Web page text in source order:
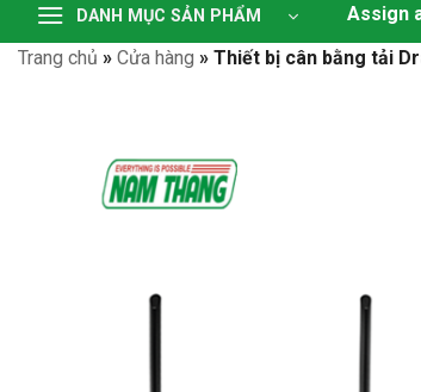
DANH MỤC SẢN PHẨM Assign
Trang chủ » Cửa hàng » Thiết bị cân bằng tải